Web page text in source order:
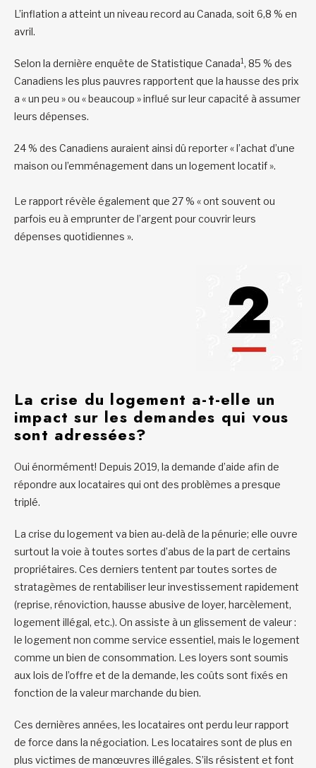
L’inflation a atteint un niveau record au Canada, soit 6,8 % en
avril.
Selon la dernière enquête de Statistique Canada1, 85 % des
Canadiens les plus pauvres rapportent que la hausse des prix
a « un peu » ou « beaucoup » influé sur leur capacité à assumer
leurs dépenses.
24 % des Canadiens auraient ainsi dû reporter « l’achat d’une
maison ou l’emménagement dans un logement locatif ».
Le rapport révèle également que 27 % « ont souvent ou
parfois eu à emprunter de l’argent pour couvrir leurs
dépenses quotidiennes ».
La crise du logement a-t-elle un
impact sur les demandes qui vous
sont adressées?
Oui énormément! Depuis 2019, la demande d’aide afin de
répondre aux locataires qui ont des problèmes a presque
triplé.
La crise du logement va bien au-delà de la pénurie; elle ouvre
surtout la voie à toutes sortes d’abus de la part de certains
propriétaires. Ces derniers tentent par toutes sortes de
stratagèmes de rentabiliser leur investissement rapidement
(reprise, rénoviction, hausse abusive de loyer, harcèlement,
logement illégal, etc.). On assiste à un glissement de valeur :
le logement non comme service essentiel, mais le logement
comme un bien de consommation. Les loyers sont soumis
aux lois de l’offre et de la demande, les coûts sont fixés en
fonction de la valeur marchande du bien.
Ces dernières années, les locataires ont perdu leur rapport
de force dans la négociation. Les locataires sont de plus en
plus victimes de manœuvres illégales. S’ils résistent et font